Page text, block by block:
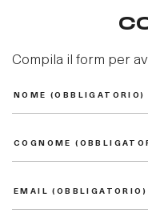
Compila il form per